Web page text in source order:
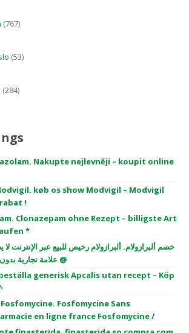
(767)
(53)
(284)
Nakupte nejlevněji – koupit online
køb os show Modvigil – Modvigil
!
Clonazepam ohne Rezept – billigste Art
*
خصم ألبرازولام. ألبرازولام رخيص للبيع عبر الإنترنت
علامة تجارية بدون وصفة طبية ألبرازولام @
generisk Apcalis utan recept – Köp
Fosfomycine Sans
en ligne france Fosfomycine /